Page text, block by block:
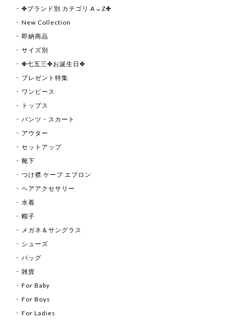
✤ブランド別 カテゴリ A→Z✤
New Collection
即納商品
サイズ別
✤七五三✤お誕生日✤
プレゼント特集
ワンピース
トップス
パンツ・スカート
アウター
セットアップ
靴下
つけ襟 ケープ エプロン
ヘアアクセサリー
水着
帽子
メガネ＆サングラス
シューズ
バッグ
雑貨
For Baby
For Boys
For Ladies